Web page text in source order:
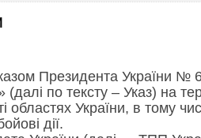
Президента України
(далі по тексту – Указ) на
областях України, в тому
дії.